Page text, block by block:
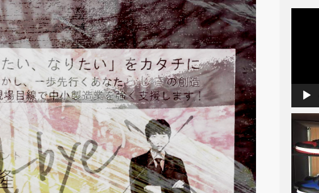
ー